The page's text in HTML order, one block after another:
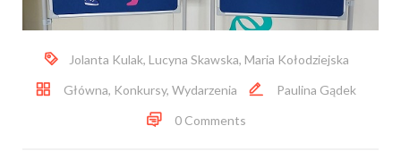
Jolanta Kulak, Lucyna Skawska, Maria Kołodziejska
Główna, Konkursy, Wydarzenia
Paulina Gądek
0 Comments